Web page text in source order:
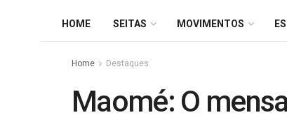
HOME SEITAS MOVIMENTOS
Home Destaques
Maomé: O